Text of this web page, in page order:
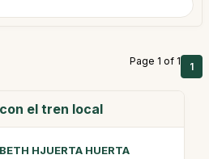
Page 1 of 1 1
el tren local
HJUERTA HUERTA